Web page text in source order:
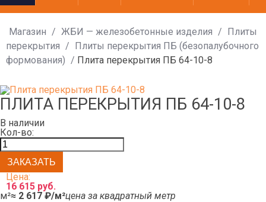
Магазин / ЖБИ — железобетонные изделия / Плиты
перекрытия / Плиты перекрытия ПБ (безопалубочного
формования) / Плита перекрытия ПБ 64-10-8
ПЛИТА ПЕРЕКРЫТИЯ ПБ 64-10-8
В наличии
Кол-во:
Цена:
16 615 руб.
м²≈ 2 617 ₽/м²цена за квадратный метр